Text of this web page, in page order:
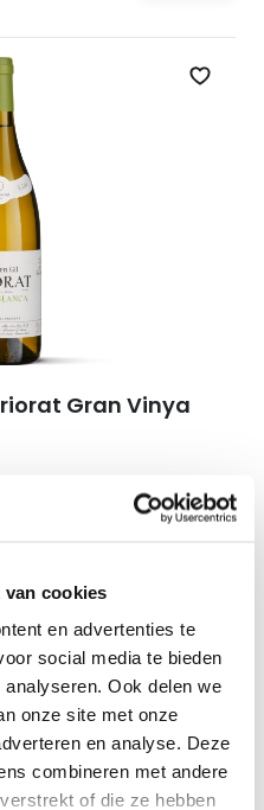
van cookies
en advertenties te
social media te bieden
Ook delen we
onze site met onze
en analyse. Deze
combineren met andere
of die ze hebben
Zet
Gran Vinya
Zet